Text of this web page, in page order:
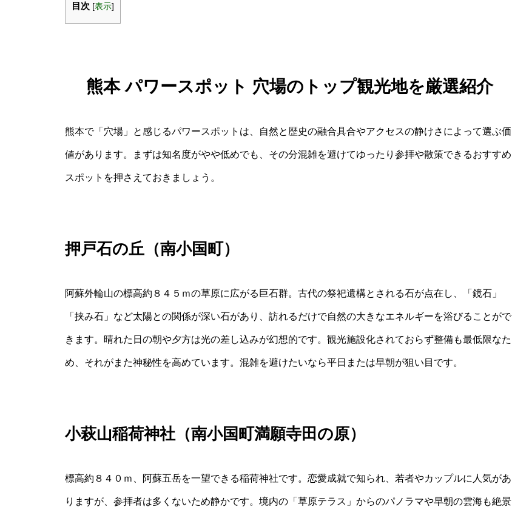
目次 [表示]
熊本 パワースポット 穴場のトップ観光地を厳選紹介
熊本で「穴場」と感じるパワースポットは、自然と歴史の融合具合やアクセスの静けさによって選ぶ価
値があります。まずは知名度がやや低めでも、その分混雑を避けてゆったり参拝や散策できるおすすめ
スポットを押さえておきましょう。
押戸石の丘（南小国町）
阿蘇外輪山の標高約８４５ｍの草原に広がる巨石群。古代の祭祀遺構とされる石が点在し、「鏡石」
「挟み石」など太陽との関係が深い石があり、訪れるだけで自然の大きなエネルギーを浴びることがで
きます。晴れた日の朝や夕方は光の差し込みが幻想的です。観光施設化されておらず整備も最低限なた
め、それがまた神秘性を高めています。混雑を避けたいなら平日または早朝が狙い目です。
小萩山稲荷神社（南小国町満願寺田の原）
標高約８４０ｍ、阿蘇五岳を一望できる稲荷神社です。恋愛成就で知られ、若者やカップルに人気があ
りますが、参拝者は多くないため静かです。境内の「草原テラス」からのパノラマや早朝の雲海も絶景